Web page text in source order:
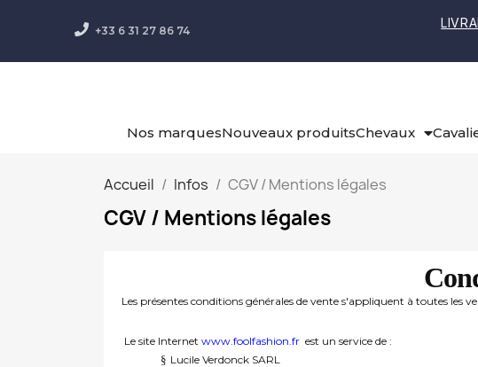
+33 6 31 27 86 74
Nos marquesNouveaux produitsChevaux
Accueil Infos CGV / Mentions légales
CGV / Mentions légales
Les présentes conditions générales de vente s'appliquent à toutes les
Le site Internet www.foolfashion.fr est un service de :
§ Lucile Verdonck SARL